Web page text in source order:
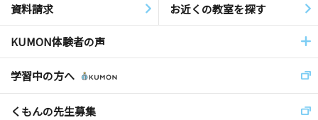
資料請求 お近くの教室を探す
KUMON体験者の声
学習中の方へ
くもんの先生募集